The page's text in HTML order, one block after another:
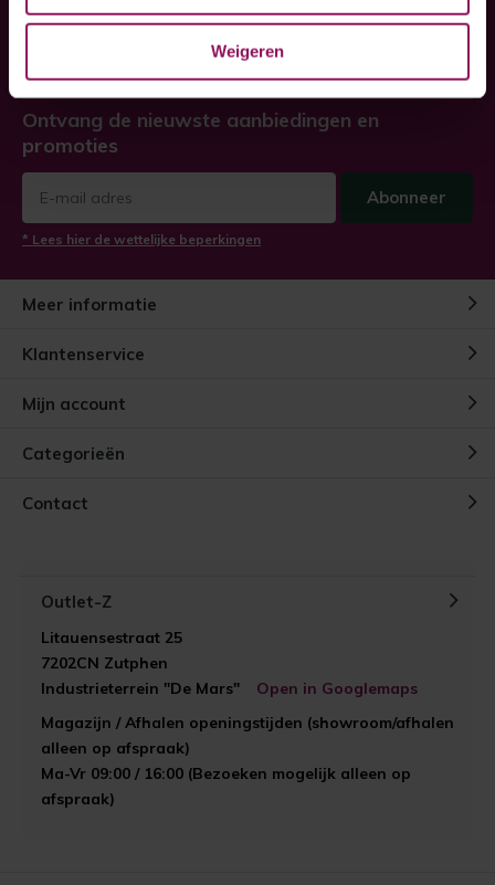
Weigeren
Heeft u hulp nodig bij uw
Twijfel niet, neem contact met ons op!
Ontvang de nieuwste aanbiedingen en
promoties
Abonneer
* Lees hier de wettelijke beperkingen
Meer informatie
Klantenservice
Mijn account
Categorieën
Contact
Outlet-Z
Litauensestraat 25
7202CN Zutphen
Industrieterrein "De Mars"
Open in Googlemaps
Magazijn / Afhalen openingstijden (showroom/afhalen
alleen op afspraak)
Ma-Vr 09:00 / 16:00 (Bezoeken mogelijk alleen op
afspraak)